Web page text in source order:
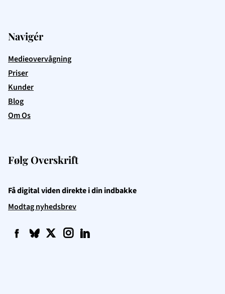
Navigér
Medieovervågning
Priser
Kunder
Blog
Om Os
Følg Overskrift
Få digital viden direkte i din indbakke
Modtag nyhedsbrev
f q t i l